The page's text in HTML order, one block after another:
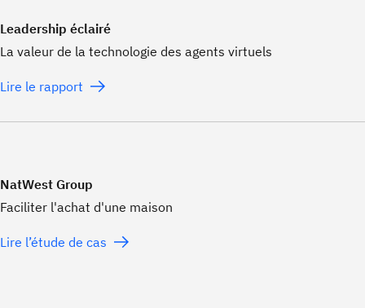
Leadership éclairé
La valeur de la technologie des agents virtuels
Lire le rapport
NatWest Group
Faciliter l'achat d'une maison
Lire l’étude de cas